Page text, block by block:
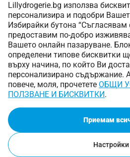
Lillydrogerie.bg използва
персонализира и подобри
Избирайки бутона
предоставим по-добро
Вашето онлайн пазаруване.
определени типове бисквитки
върху начина, по който Ви
персонализирано съдържание.
повече, моля, прочетете ОБЩИ
ПОЛЗВАНЕ И БИСКВИТКИ.
Приемам
Настройки
Начини на плащане:
Начини на доставка:
Copyright © 2025 Лили Дрогерие
запазени.
Онлайн магазин от